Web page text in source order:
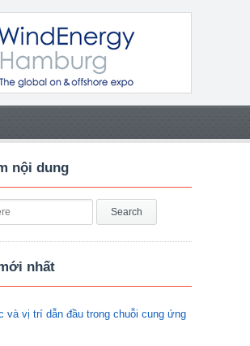
nội dung
nhất
và vị trí dẫn đầu trong chuỗi cung ứng